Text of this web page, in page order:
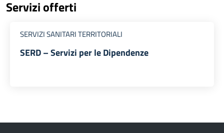
Servizi offerti
SERVIZI SANITARI TERRITORIALI
SERD – Servizi per le Dipendenze